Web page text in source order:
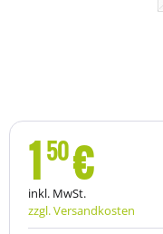
1 50€
inkl. MwSt.
zzgl. Versandkosten